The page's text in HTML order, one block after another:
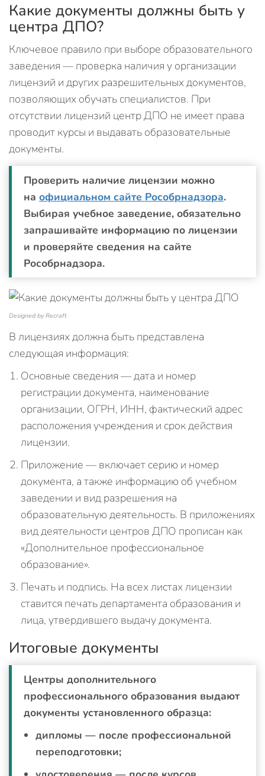
Какие документы должны быть у
центра ДПО?
Ключевое правило при выборе образовательного
заведения — проверка наличия у организации
лицензий и других разрешительных документов,
позволяющих обучать специалистов. При
отсутствии лицензий центр ДПО не имеет права
проводит курсы и выдавать образовательные
документы.
Проверить наличие лицензии можно
на официальном сайте Рособрнадзора.
Выбирая учебное заведение, обязательно
запрашивайте информацию по лицензии
и проверяйте сведения на сайте
Рособрнадзора.
Designed by Recraft
В лицензиях должна быть представлена
следующая информация:
Основные сведения — дата и номер
регистрации документа, наименование
организации, ОГРН, ИНН, фактический адрес
расположения учреждения и срок действия
лицензии.
Приложение — включает серию и номер
документа, а также информацию об учебном
заведении и вид разрешения на
образовательную деятельность. В приложениях
вид деятельности центров ДПО прописан как
«Дополнительное профессиональное
образование».
Печать и подпись. На всех листах лицензии
ставится печать департамента образования и
лица, утвердившего выдачу документа.
Итоговые документы
Центры дополнительного
профессионального образования выдают
документы установленного образца:
дипломы — после профессиональной
переподготовки;